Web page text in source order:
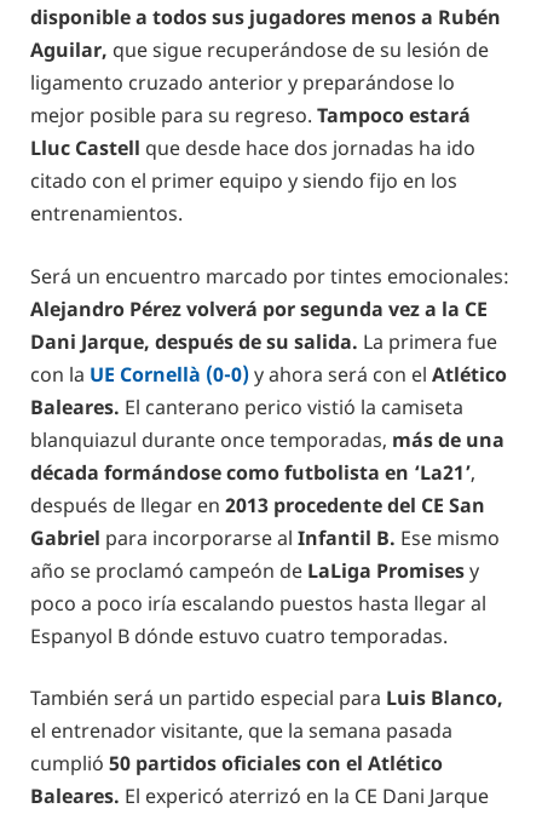
disponible a todos sus jugadores menos a Rubén
Aguilar, que sigue recuperándose de su lesión de
ligamento cruzado anterior y preparándose lo
mejor posible para su regreso. Tampoco estará
Lluc Castell que desde hace dos jornadas ha ido
citado con el primer equipo y siendo fijo en los
entrenamientos.
Será un encuentro marcado por tintes emocionales:
Alejandro Pérez volverá por segunda vez a la CE
Dani Jarque, después de su salida. La primera fue
con la UE Cornellà (0-0)y ahora será con el Atlético
Baleares. El canterano perico vistió la camiseta
blanquiazul durante once temporadas, más de una
década formándose como futbolista en ‘La21’,
después de llegar en 2013 procedente del CE San
Gabriel para incorporarse al Infantil B. Ese mismo
año se proclamó campeón de LaLiga Promisesy
poco a poco iría escalando puestos hasta llegar al
Espanyol B dónde estuvo cuatro temporadas.
También será un partido especial para Luis Blanco,
el entrenador visitante, que la semana pasada
cumplió 50 partidos oficiales con el Atlético
Baleares. El expericó aterrizó en la CE Dani Jarque